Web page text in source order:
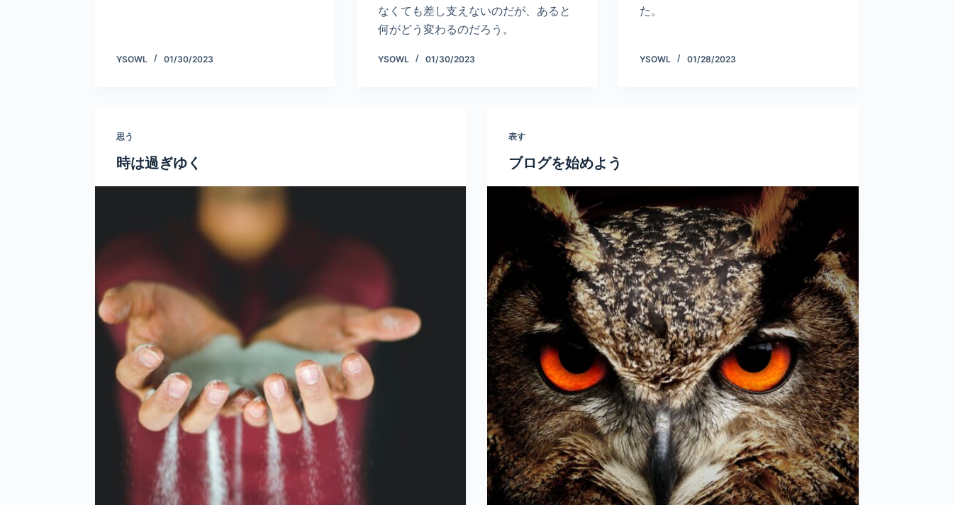
YSOWL 01/30/2023
なくても差し支えないのだが、あると
何がどう変わるのだろう。
YSOWL 01/30/2023
た。
YSOWL 01/28/2023
思う
時は過ぎゆく
表す
ブログを始めよう